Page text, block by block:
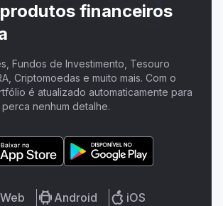
financeiros
Fundos de Investimento, Tesouro
Criptomoedas e muito mais. Com o
é atualizado automaticamente para
nenhum detalhe.
Web Android iOS